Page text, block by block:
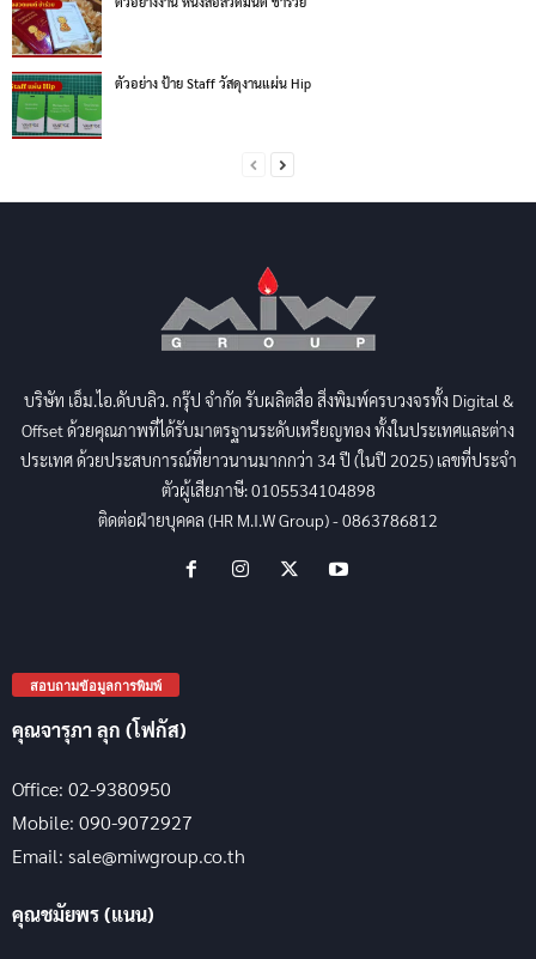
ตัวอย่าง ป้าย Staff วัสดุงานแผ่น Hip
บริษัท เอ็ม.ไอ.ดับบลิว. กรุ๊ป จำกัด รับผลิตสื่อ สิ่งพิมพ์ครบวงจรทั้ง Digital &
Offset ด้วยคุณภาพที่ได้รับมาตรฐานระดับเหรียญทอง ทั้งในประเทศและต่าง
ประเทศ ด้วยประสบการณ์ที่ยาวนานมากกว่า 34 ปี (ในปี 2025) เลขที่ประจำ
ตัวผู้เสียภาษี: 0105534104898
ติดต่อฝ่ายบุคคล (HR M.I.W Group) - 0863786812
สอบถามข้อมูลการพิมพ์
คุณจารุภา ลุก (โฟกัส)
Office: 02-9380950
Mobile: 090-9072927
Email: sale@miwgroup.co.th
คุณชมัยพร (แนน)